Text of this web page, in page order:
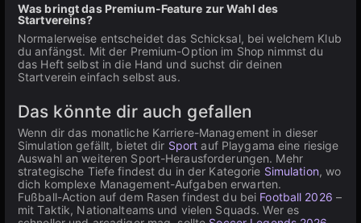
Was bringt das Premium-Feature zur Wahl des
Startvereins?
Normalerweise entscheidet das Schicksal, bei welchem Klub
du anfängst. Mit der Premium-Option im Shop nimmst du
das Heft selbst in die Hand und suchst dir deinen
Startverein einfach selbst aus.
Das könnte dir auch gefallen
Wenn dir das monatliche Karriere-Management in dieser
Simulation gefällt, bietet dir Sport auf Playgama eine riesige
Auswahl an weiteren Sport-Herausforderungen. Mehr
strategische Tiefe findest du in der Kategorie Simulation, wo
dich komplexe Management-Aufgaben erwarten.
Fußball-Action auf dem Rasen findest du bei Football 2026 –
mit Taktik, Nationalteams und vielen Squads. Wer es